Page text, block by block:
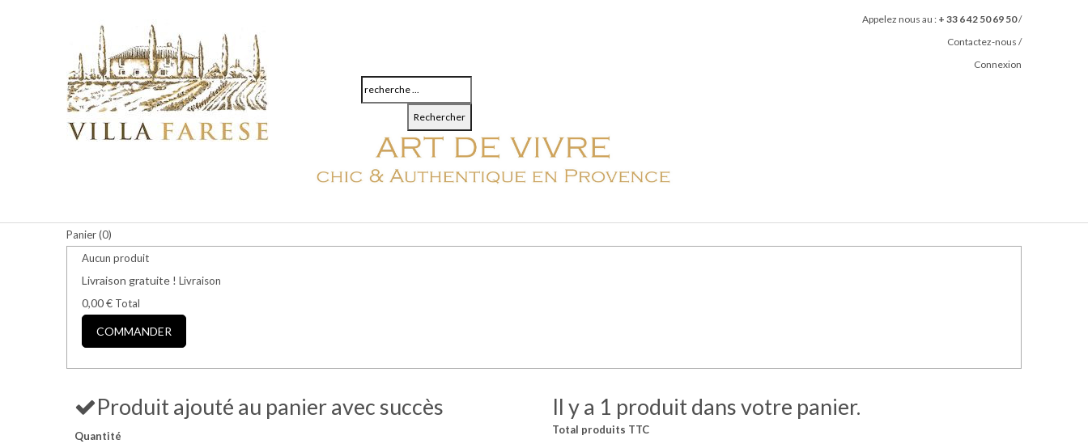
Appelez nous au : + 33 6 42 50 69 50/
Contactez-nous /
Connexion
Rechercher
Panier(0)
Aucun produit
Livraison gratuite ! Livraison
0,00 € Total
COMMANDER
Produit ajouté au panier avec succès
Quantité
Il y a 1 produit dans votre panier.
Total produits TTC